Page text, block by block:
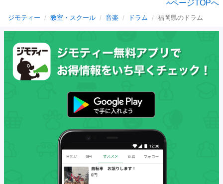
ページTOPへ
ジモティー 教室・スクール 音楽 ドラム 福岡県のドラム